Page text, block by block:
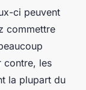
ci peuvent
commettre
contre, les
la plupart du